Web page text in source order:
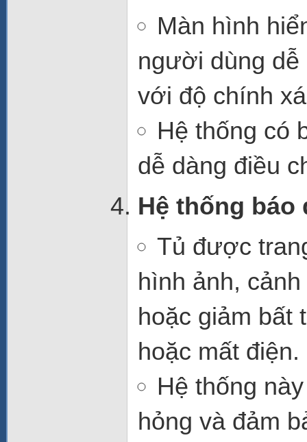
Màn hình
người dùng dễ
với độ chính
Hệ thống có
dễ dàng điều
Hệ thống báo
Tủ được
hình ảnh,
hoặc giảm bất
hoặc mất điện.
Hệ thống
hỏng và đảm